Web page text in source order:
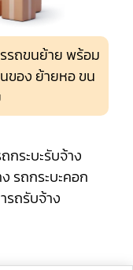
รถขนย้าย พร้อม
ของ ย้ายหอ ขน
กระบะรับจ้าง
รถกระบะคอก
รถรับจ้าง